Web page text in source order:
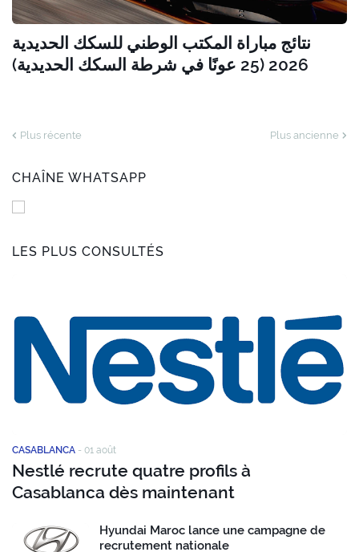
نتائج مباراة المكتب الوطني للسكك الحديدية
2026 (25 عونًا في شرطة السكك الحديدية)
Plus récente Plus ancienne
CHAÎNE WHATSAPP
LES PLUS CONSULTÉS
CASABLANCA - 01 août
Nestlé recrute quatre profils à
Casablanca dès maintenant
Hyundai Maroc lance une campagne de
recrutement nationale